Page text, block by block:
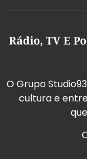
Rádio, TV E
O Grupo
cultura e